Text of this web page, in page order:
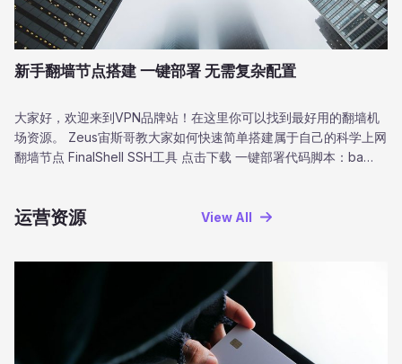
新手翻墙节点搭建 一键部署 无需复杂配置
大家好，欢迎来到VPN品牌站！在这里你可以找到最好用的翻墙机
场资源。 Zeus宙斯哥教大家如何快速简单搭建属于自己的科学上网
翻墙节点 FinalShell SSH工具 点击下载 一键部署代码脚本：ba…
运营资源 View AII